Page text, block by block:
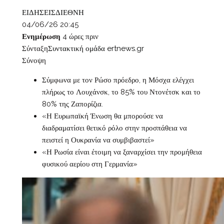
ΕΙΔΗΣΕΙΣΔΙΕΘΝΗ
04/06/26 20:45
Ενημέρωση 4 ώρες πριν
ΣύνταξηΣυντακτική ομάδα ertnews.gr
Σύνοψη
Σύμφωνα με τον Ρώσο πρόεδρο, η Μόσχα ελέγχει
πλήρως το Λουχάνσκ, το 85% του Ντονέτσκ και το
80% της Ζαπορίζια.
«Η Ευρωπαϊκή Ένωση θα μπορούσε να
διαδραματίσει θετικό ρόλο στην προσπάθεια να
πειστεί η Ουκρανία να συμβιβαστεί»
«Η Ρωσία είναι έτοιμη να ξαναρχίσει την προμήθεια
φυσικού αερίου στη Γερμανία»